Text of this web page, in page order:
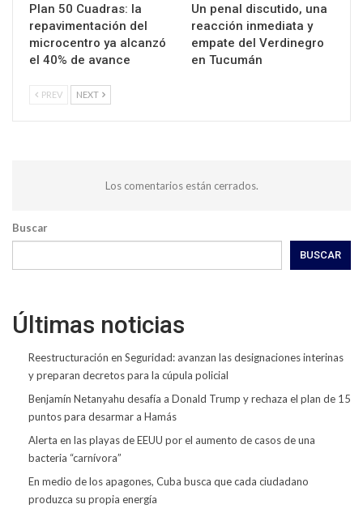
Plan 50 Cuadras: la
repavimentación del
microcentro ya alcanzó
el 40% de avance
Un penal discutido, una
reacción inmediata y
empate del Verdinegro
en Tucumán
PREV NEXT
Los comentarios están cerrados.
Buscar
BUSCAR
Últimas noticias
Reestructuración en Seguridad: avanzan las designaciones interinas
y preparan decretos para la cúpula policial
Benjamín Netanyahu desafía a Donald Trump y rechaza el plan de 15
puntos para desarmar a Hamás
Alerta en las playas de EEUU por el aumento de casos de una
bacteria “carnívora”
En medio de los apagones, Cuba busca que cada ciudadano
produzca su propia energía